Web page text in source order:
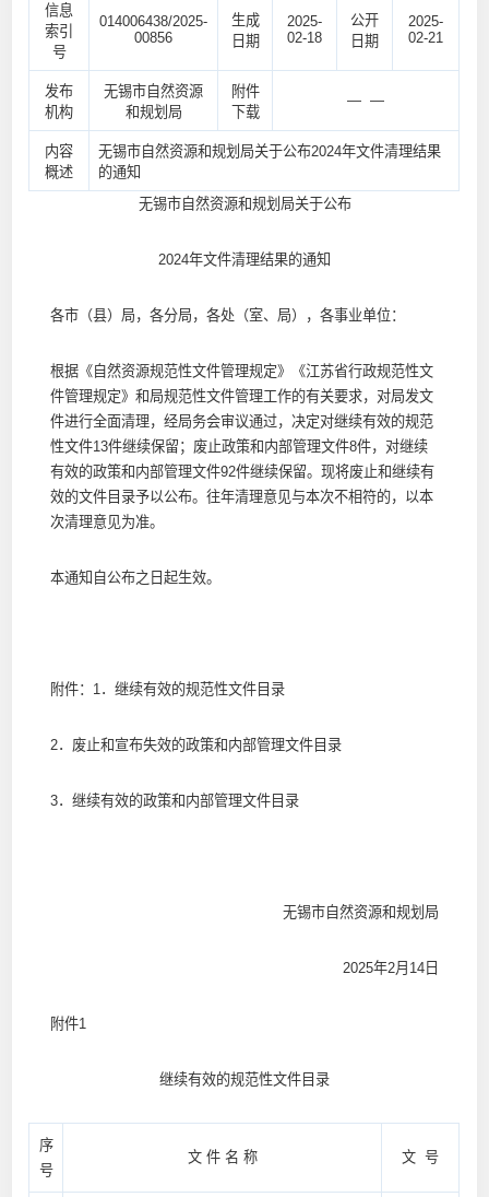
信息
索引
号
014006438/2025-
00856
生成
日期
2025-
02-18
公开
日期
2025-
02-21
发布
机构
无锡市自然资源
和规划局
附件
下载
— —
内容
概述
无锡市自然资源和规划局关于公布2024年文件清理结果
的通知
无锡市自然资源和规划局关于公布
2024年文件清理结果的通知
各市（县）局，各分局，各处（室、局），各事业单位：
根据《自然资源规范性文件管理规定》《江苏省行政规范性文
件管理规定》和局规范性文件管理工作的有关要求，对局发文
件进行全面清理，经局务会审议通过，决定对继续有效的规范
性文件13件继续保留；废止政策和内部管理文件8件，对继续
有效的政策和内部管理文件92件继续保留。现将废止和继续有
效的文件目录予以公布。往年清理意见与本次不相符的，以本
次清理意见为准。
本通知自公布之日起生效。
附件：1．继续有效的规范性文件目录
2． 废止和宣布失效的政策和内部管理文件目录
3．继续有效的政策和内部管理文件目录
无锡市自然资源和规划局
2025年2月14日
附件1
继续有效的规范性文件目录
序
号
文 件 名 称 文 号